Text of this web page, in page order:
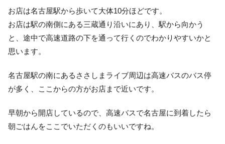
お店は名古屋駅から歩いて大体10分ほどです。
お店は駅の南側にある三蔵通り沿いにあり、駅から向かう
と、途中で高速道路の下を通って行くのでわかりやすいかと
思います。
名古屋駅の南にあるささしまライブ周辺は高速バスのバス停
が多く、ここからの方がお店まで近いです。
早朝から開店しているので、高速バスで名古屋に到着したら
朝ごはんをここでいただくのもいいですね。